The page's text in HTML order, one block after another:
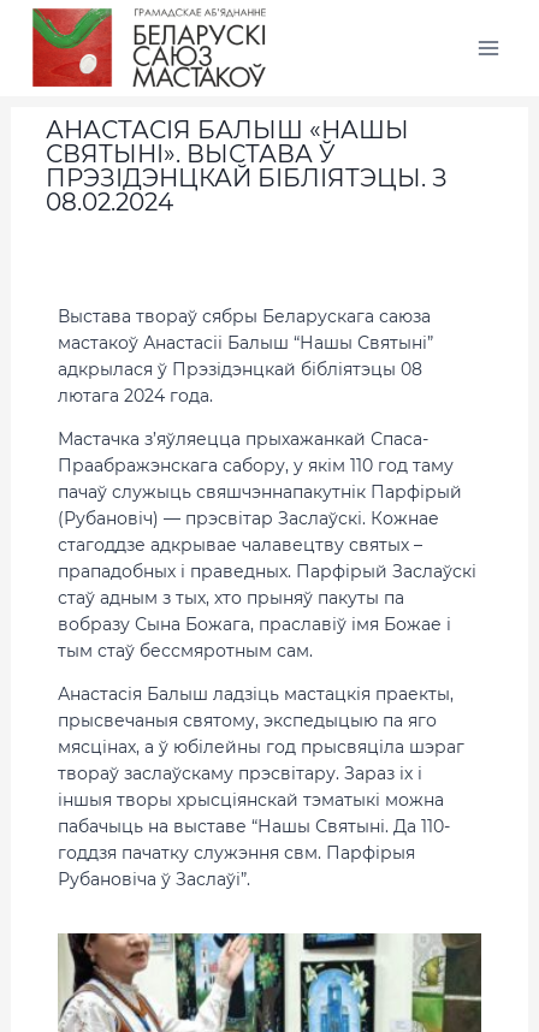
АНАСТАСІЯ БАЛЫШ «НАШЫ
СВЯТЫНІ». ВЫСТАВА Ў
ПРЭЗІДЭНЦКАЙ БІБЛІЯТЭЦЫ. З
08.02.2024
Выстава твораў сябры Беларускага саюза
мастакоў Анастасіі Балыш “Нашы Святыні”
адкрылася ў Прэзідэнцкай бібліятэцы 08
лютага 2024 года.
Мастачка з’яўляецца прыхажанкай Спаса-
Праабражэнскага сабору, у якім 110 год таму
пачаў служыць свяшчэннапакутнік Парфірый
(Рубановіч) — прэсвітар Заслаўскі. Кожнае
стагоддзе адкрывае чалавецтву святых –
прападобных і праведных. Парфірый Заслаўскі
стаў адным з тых, хто прыняў пакуты па
вобразу Сына Божага, праславіў імя Божае і
тым стаў бессмяротным сам.
Анастасія Балыш ладзіць мастацкія праекты,
прысвечаныя святому, экспедыцыю па яго
мясцінах, а ў юбілейны год прысвяціла шэраг
твораў заслаўскаму прэсвітару. Зараз іх і
іншыя творы хрысціянскай тэматыкі можна
пабачыць на выставе “Нашы Святыні. Да 110-
годдзя пачатку служэння свм. Парфірыя
Рубановіча ў Заслаўі”.